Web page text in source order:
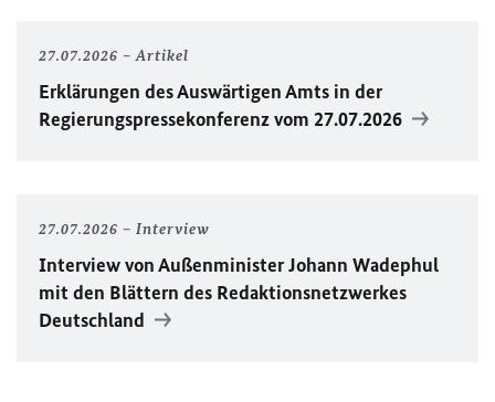
27.07.2026 Artikel
Erklärungen des Auswärtigen Amts in der
Regierungspressekonferenz vom 27.07.2026
27.07.2026 Interview
Interview von Außenminister Johann Wadephul
mit den Blättern des Redaktionsnetzwerkes
Deutschland